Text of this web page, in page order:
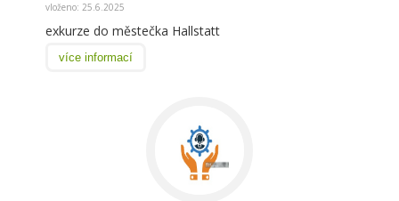
vloženo: 25.6.2025
exkurze do městečka Hallstatt
více informací